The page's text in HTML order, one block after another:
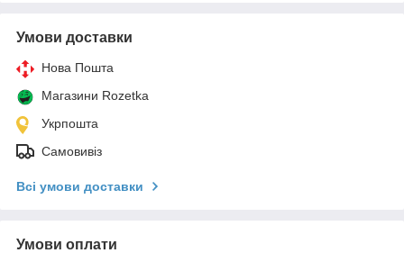
Умови доставки
Нова Пошта
Магазини Rozetka
Укрпошта
Самовивіз
Всі умови доставки
Умови оплати